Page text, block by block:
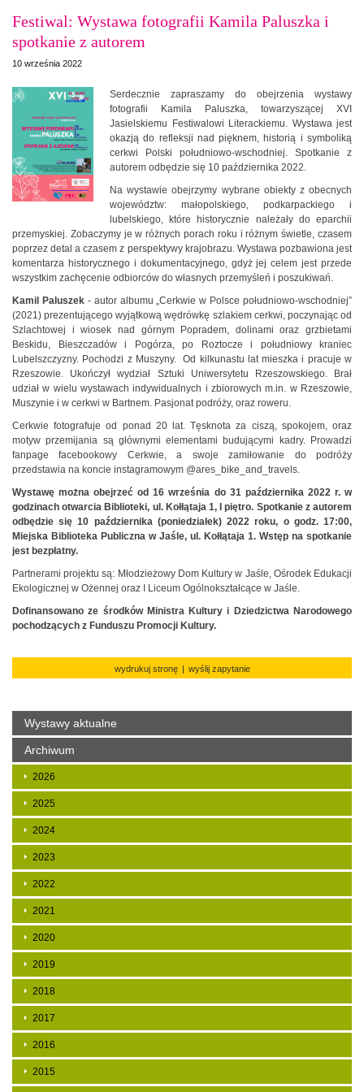
Festiwal: Wystawa fotografii Kamila Paluszka i
spotkanie z autorem
10 września 2022
Serdecznie zapraszamy do obejrzenia wystawy
fotografii Kamila Paluszka, towarzyszącej XVI
Jasielskiemu Festiwalowi Literackiemu. Wystawa jest
okazją do refleksji nad pięknem, historią i symboliką
cerkwi Polski południowo-wschodniej. Spotkanie z
autorem odbędzie się 10 października 2022.
Na wystawie obejrzymy wybrane obiekty z obecnych
województw: małopolskiego, podkarpackiego i
lubelskiego, które historycznie należały do eparchii
przemyskiej. Zobaczymy je w różnych porach roku i różnym świetle, czasem
poprzez detal a czasem z perspektywy krajobrazu. Wystawa pozbawiona jest
komentarza historycznego i dokumentacyjnego, gdyż jej celem jest przede
wszystkim zachęcenie odbiorców do własnych przemyśleń i poszukiwań.
Kamil Paluszek - autor albumu „Cerkwie w Polsce południowo-wschodniej”
(2021) prezentującego wyjątkową wędrówkę szlakiem cerkwi, poczynając od
Szlachtowej i wiosek nad górnym Popradem, dolinami oraz grzbietami
Beskidu, Bieszczadów i Pogórza, po Roztocze i południowy kraniec
Lubelszczyzny. Pochodzi z Muszyny. Od kilkunastu lat mieszka i pracuje w
Rzeszowie. Ukończył wydział Sztuki Uniwersytetu Rzeszowskiego. Brał
udział w wielu wystawach indywidualnych i zbiorowych m.in. w Rzeszowie,
Muszynie i w cerkwi w Bartnem. Pasjonat podróży, oraz roweru.
Cerkwie fotografuje od ponad 20 lat. Tęsknota za ciszą, spokojem, oraz
motyw przemijania są głównymi elementami budującymi kadry. Prowadzi
fanpage facebookowy Cerkwie, a swoje zamiłowanie do podróży
przedstawia na koncie instagramowym @ares_bike_and_travels.
Wystawę można obejrzeć od 16 września do 31 października 2022 r. w
godzinach otwarcia Biblioteki, ul. Kołłątaja 1, I piętro. Spotkanie z autorem
odbędzie się 10 października (poniedziałek)2022 roku, o godz. 17:00,
Miejska Biblioteka Publiczna w Jaśle, ul. Kołłątaja 1. Wstęp na spotkanie
jest bezpłatny.
Partnerami projektu są: Młodzieżowy Dom Kultury w Jaśle, Ośrodek Edukacji
Ekologicznej w Ożennej oraz I Liceum Ogólnokształcące w Jaśle.
Dofinansowano ze środków Ministra Kultury i Dziedzictwa Narodowego
pochodzących z Funduszu Promocji Kultury.
wydrukuj stronę | wyślij zapytanie
Wystawy aktualne
Archiwum
2026
2025
2024
2023
2022
2021
2020
2019
2018
2017
2016
2015